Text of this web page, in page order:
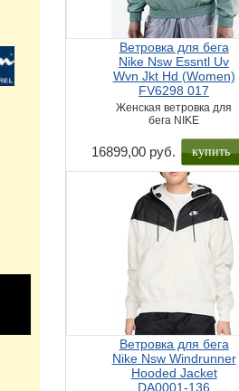
Ветровка для бега
Nike Nsw Essntl Uv
Wvn Jkt Hd (Women)
FV6298 017
Женская ветровка для
бега NIKE
16899,00 руб. купить
Ветровка для бега
Nike Nsw Windrunner
Hooded Jacket
DA0001-136